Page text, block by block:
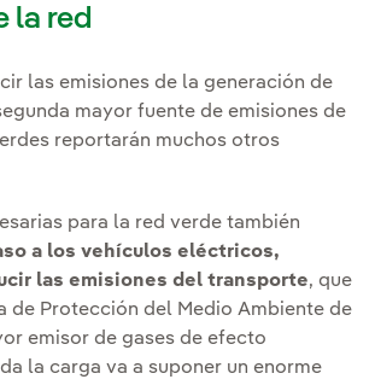
la red
las emisiones de la generación de
mayor fuente de emisiones de
reportarán muchos otros
para la red verde también
a los vehículos eléctricos,
las emisiones del transporte, que
de Protección del Medio Ambiente de
emisor de gases de efecto
la carga va a suponer un enorme